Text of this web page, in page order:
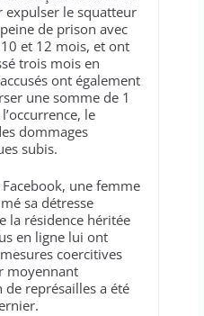
expulser le squatteur
de prison avec
et 12 mois, et ont
trois mois en
ont également
une somme de 1
le
dommages
subis.
une femme
sa détresse
la résidence héritée
en ligne lui ont
coercitives
moyennant
représailles a été